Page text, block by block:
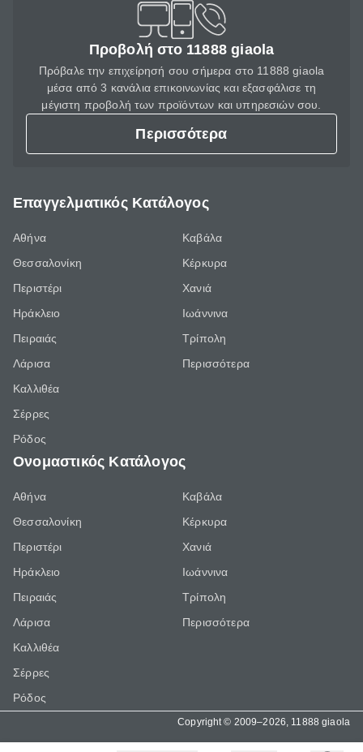
Προβολή στο 11888 giaola
Πρόβαλε την επιχείρησή σου σήμερα στο 11888 giaola
μέσα από 3 κανάλια επικοινωνίας και εξασφάλισε τη
μέγιστη προβολή των προϊόντων και υπηρεσιών σου.
Περισσότερα
Επαγγελματικός Κατάλογος
Αθήνα
Θεσσαλονίκη
Περιστέρι
Ηράκλειο
Πειραιάς
Λάρισα
Καλλιθέα
Σέρρες
Ρόδος
Καβάλα
Κέρκυρα
Χανιά
Ιωάννινα
Τρίπολη
Περισσότερα
Ονομαστικός Κατάλογος
Αθήνα
Θεσσαλονίκη
Περιστέρι
Ηράκλειο
Πειραιάς
Λάρισα
Καλλιθέα
Σέρρες
Ρόδος
Καβάλα
Κέρκυρα
Χανιά
Ιωάννινα
Τρίπολη
Περισσότερα
Copyright © 2009–2026, 11888 giaola